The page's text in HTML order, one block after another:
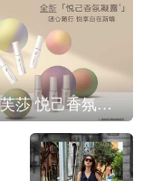
IPSA茵芙莎 悦己香氛凝露上市